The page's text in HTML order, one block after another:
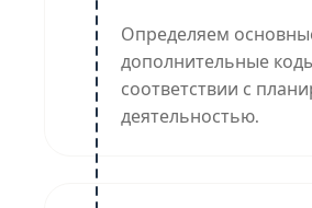
Определяем
дополнительные
соответствии с
деятельностью.